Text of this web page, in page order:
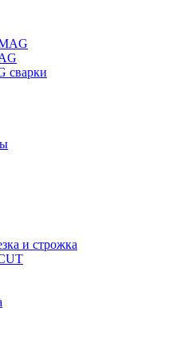
сварки
и строжка